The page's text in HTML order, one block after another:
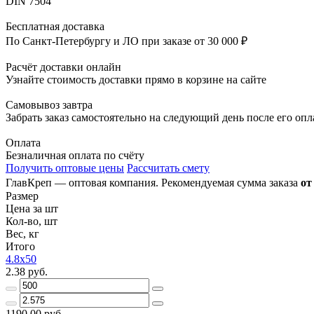
Бесплатная доставка
По Санкт-Петербургу и ЛО при заказе от 30 000 ₽
Расчёт доставки онлайн
Узнайте стоимость доставки прямо в корзине на сайте
Самовывоз завтра
Забрать заказ самостоятельно на следующий день после его
Оплата
Безналичная оплата по счёту
Получить оптовые цены Рассчитать смету
ГлавКреп — оптовая компания. Рекомендуемая сумма заказа
Размер
Цена за шт
Кол-во, шт
Вес, кг
Итого
4.8x50
2.38 руб.